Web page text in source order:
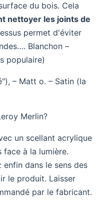
du bois. Cela
nettoyer les joints de
permet d'éviter
Blanchon –
populaire)
– Matt o. – Satin (la
Merlin?
un scellant acrylique
à la lumière.
dans le sens des
le produit. Laisser
par le fabricant.